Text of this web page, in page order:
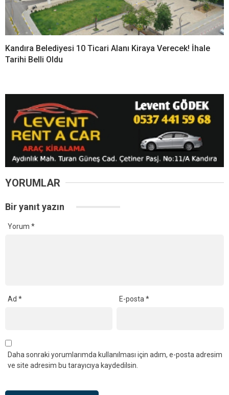
Kandıra Belediyesi 10 Ticari Alanı Kiraya Verecek! İhale
Tarihi Belli Oldu
YORUMLAR
Bir yanıt yazın
Yorum *
Ad * E-posta*
Daha sonraki yorumlarımda kullanılması için adım, e-posta adresim
ve site adresim bu tarayıcıya kaydedilsin.